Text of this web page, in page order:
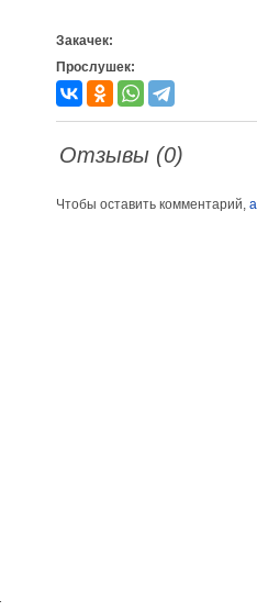
Закачек:
Прослушек:
Отзывы (0)
Чтобы оставить комментарий,